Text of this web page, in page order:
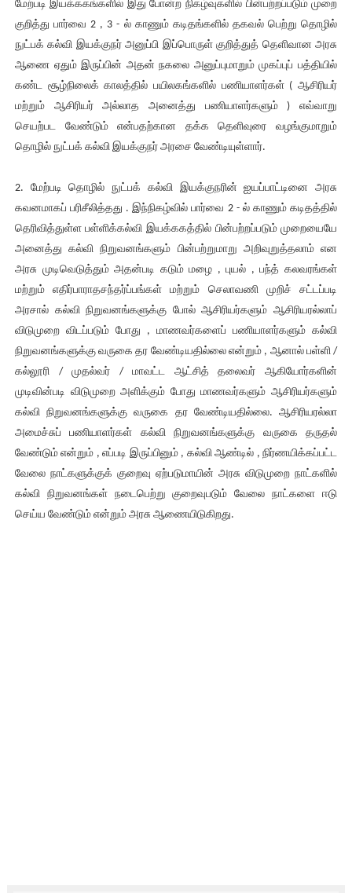
மேற்படி இயக்ககங்களில் இது போன்ற நிகழ்வுகளில் பின்பற்றப்படும் முறை
குறித்து பார்வை 2 , 3 - ல் காணும் கடிதங்களில் தகவல் பெற்று தொழில்
நுட்பக் கல்வி இயக்குநர் அனுப்பி இப்பொருள் குறித்துத் தெளிவான அரசு
ஆணை ஏதும் இருப்பின் அதன் நகலை அனுப்புமாறும் முகப்புப் பத்தியில்
கண்ட சூழ்நிலைக் காலத்தில் பயிலகங்களில் பணியாளர்கள் ( ஆசிரியர்
மற்றும் ஆசிரியர் அல்லாத அனைத்து பணியாளர்களும் ) எவ்வாறு
செயற்பட வேண்டும் என்பதற்கான தக்க தெளிவுரை வழங்குமாறும்
தொழில் நுட்பக் கல்வி இயக்குநர் அரசை வேண்டியுள்ளார்.
2. மேற்படி தொழில் நுட்பக் கல்வி இயக்குநரின் ஐயப்பாட்டினை அரசு
கவனமாகப் பரிசீலித்தது . இந்நிகழ்வில் பார்வை 2 - ல் காணும் கடிதத்தில்
தெரிவித்துள்ள பள்ளிக்கல்வி இயக்ககத்தில் பின்பற்றப்படும் முறையையே
அனைத்து கல்வி நிறுவனங்களும் பின்பற்றுமாறு அறிவுறுத்தலாம் என
அரசு முடிவெடுத்தும் அதன்படி கடும் மழை , புயல் , பந்த் கலவரங்கள்
மற்றும் எதிர்பாராதசந்தர்ப்பங்கள் மற்றும் செலாவணி முறிச் சட்டப்படி
அரசால் கல்வி நிறுவனங்களுக்கு போல் ஆசிரியர்களும் ஆசிரியரல்லாப்
விடுமுறை விடப்படும் போது , மாணவர்களைப் பணியாளர்களும் கல்வி
நிறுவனங்களுக்கு வருகை தர வேண்டியதில்லை என்றும் , ஆனால் பள்ளி /
கல்லூரி / முதல்வர் / மாவட்ட ஆட்சித் தலைவர் ஆகியோர்களின்
முடிவின்படி விடுமுறை அளிக்கும் போது மாணவர்களும் ஆசிரியர்களும்
கல்வி நிறுவனங்களுக்கு வருகை தர வேண்டியதில்லை. ஆசிரியரல்லா
அமைச்சுப் பணியாளர்கள் கல்வி நிறுவனங்களுக்கு வருகை தருதல்
வேண்டும் என்றும் , எப்படி இருப்பினும் , கல்வி ஆண்டில் , நிர்ணயிக்கப்பட்ட
வேலை நாட்களுக்குக் குறைவு ஏற்படுமாயின் அரசு விடுமுறை நாட்களில்
கல்வி நிறுவனங்கள் நடைபெற்று குறைவுபடும் வேலை நாட்களை ஈடு
செய்ய வேண்டும் என்றும் அரசு ஆணையிடுகிறது.